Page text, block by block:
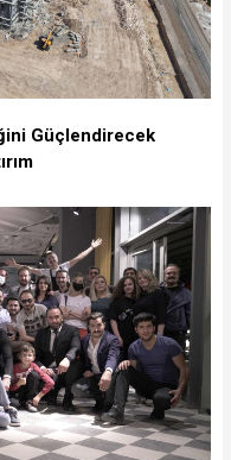
Güçlendirecek